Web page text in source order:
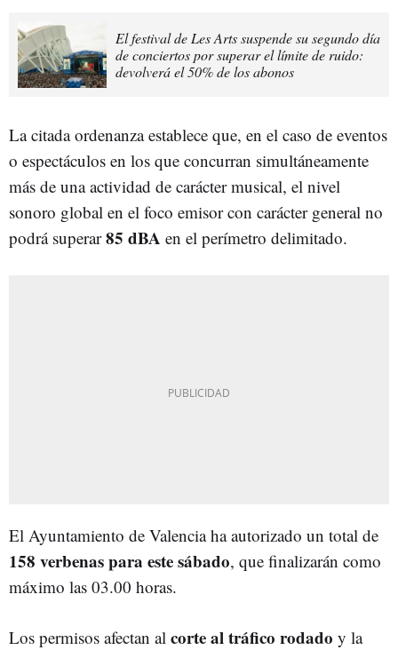
El festival de Les Arts suspende su segundo día
de conciertos por superar el límite de ruido:
devolverá el 50% de los abonos
La citada ordenanza establece que, en el caso de eventos
o espectáculos en los que concurran simultáneamente
más de una actividad de carácter musical, el nivel
sonoro global en el foco emisor con carácter general no
podrá superar85 dBA en el perímetro delimitado.
El Ayuntamiento de Valencia ha autorizado un total de
158 verbenas para este sábado, que finalizarán como
máximo las 03.00 horas.
Los permisos afectan al corte al tráfico rodado y la